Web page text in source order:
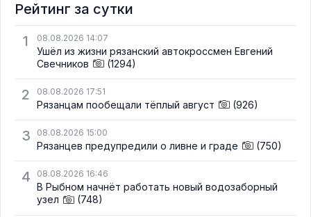
Рейтинг за сутки
1
08.08.2026 14:07
Ушёл из жизни рязанский автокроссмен Евгений
Свечников
(1294)
2 08.08.2026 17:51
Рязанцам пообещали тёплый август (926)
3 08.08.2026 15:00
Рязанцев предупредили о ливне и граде (750)
4 08.08.2026 16:46
В Рыбном начнёт работать новый водозаборный
узел
(748)